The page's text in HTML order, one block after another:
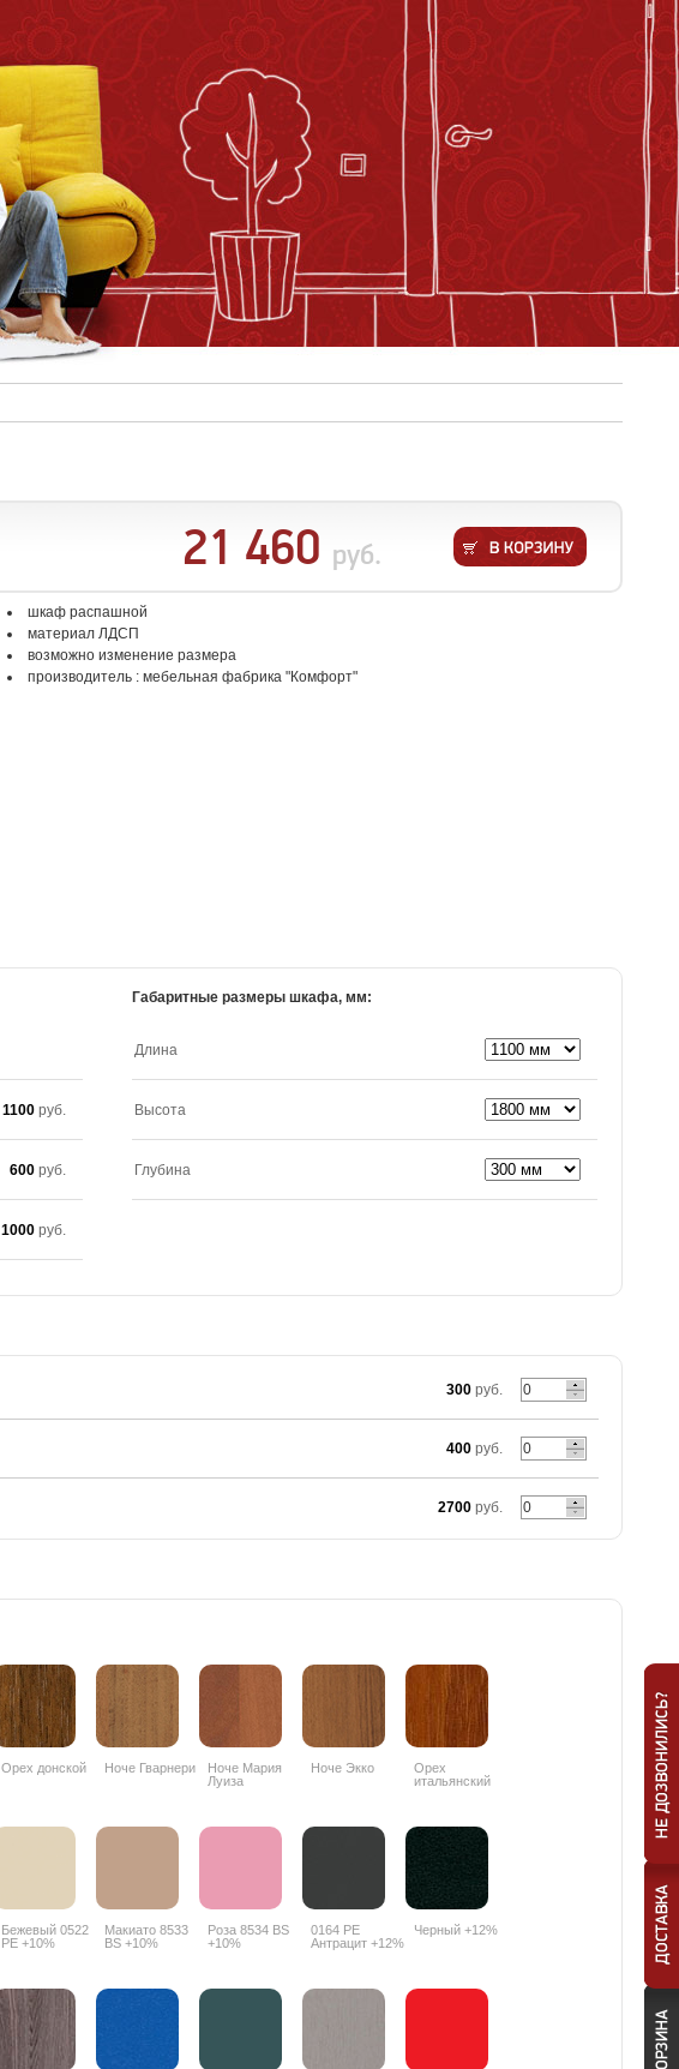
21 460 руб.
шкаф распашной
материал ЛДСП
возможно изменение размера
производитель : мебельная фабрика "Комфорт"
1100 руб.
600 руб.
1000 руб.
Габаритные размеры шкафа, мм:
Длина
Высота
Глубина
300 руб.
400 руб.
2700 руб.
Орех донской Ноче Гварнери
Ноче Мария
Луиза
Ноче Экко
Орех
итальянский
Бежевый 0522
PE +10%
Макиато 8533
BS +10%
Роза 8534 BS
+10%
0164 РЕ
Антрацит +12%
Черный +12%